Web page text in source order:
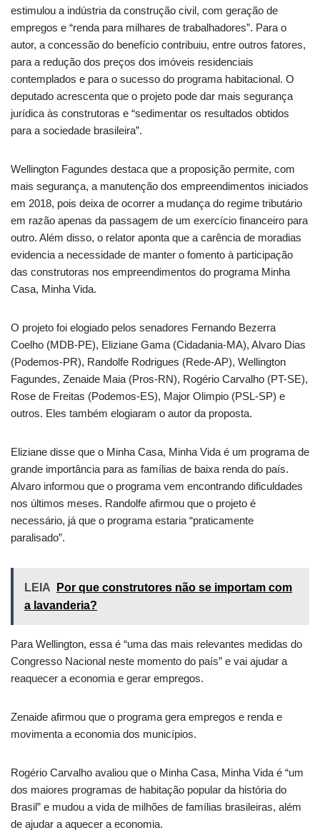
estimulou a indústria da construção civil, com geração de
empregos e “renda para milhares de trabalhadores”. Para o
autor, a concessão do benefício contribuiu, entre outros fatores,
para a redução dos preços dos imóveis residenciais
contemplados e para o sucesso do programa habitacional. O
deputado acrescenta que o projeto pode dar mais segurança
jurídica às construtoras e “sedimentar os resultados obtidos
para a sociedade brasileira”.
Wellington Fagundes destaca que a proposição permite, com
mais segurança, a manutenção dos empreendimentos iniciados
em 2018, pois deixa de ocorrer a mudança do regime tributário
em razão apenas da passagem de um exercício financeiro para
outro. Além disso, o relator aponta que a carência de moradias
evidencia a necessidade de manter o fomento à participação
das construtoras nos empreendimentos do programa Minha
Casa, Minha Vida.
O projeto foi elogiado pelos senadores Fernando Bezerra
Coelho (MDB-PE), Eliziane Gama (Cidadania-MA), Alvaro Dias
(Podemos-PR), Randolfe Rodrigues (Rede-AP), Wellington
Fagundes, Zenaide Maia (Pros-RN), Rogério Carvalho (PT-SE),
Rose de Freitas (Podemos-ES), Major Olimpio (PSL-SP) e
outros. Eles também elogiaram o autor da proposta.
Eliziane disse que o Minha Casa, Minha Vida é um programa de
grande importância para as famílias de baixa renda do país.
Alvaro informou que o programa vem encontrando dificuldades
nos últimos meses. Randolfe afirmou que o projeto é
necessário, já que o programa estaria “praticamente
paralisado”.
LEIA
Por que construtores não se importam com
a lavanderia?
Para Wellington, essa é “uma das mais relevantes medidas do
Congresso Nacional neste momento do país” e vai ajudar a
reaquecer a economia e gerar empregos.
Zenaide afirmou que o programa gera empregos e renda e
movimenta a economia dos municípios.
Rogério Carvalho avaliou que o Minha Casa, Minha Vida é “um
dos maiores programas de habitação popular da história do
Brasil” e mudou a vida de milhões de famílias brasileiras, além
de ajudar a aquecer a economia.